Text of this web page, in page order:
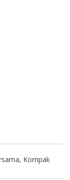
Kompak